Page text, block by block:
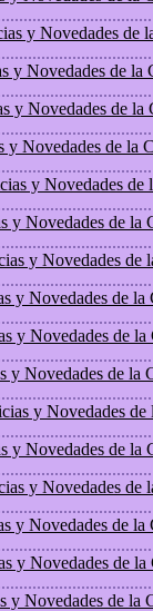
y Novedades de
y Novedades de la
y Novedades de la
Novedades de la
y Novedades de
y Novedades de la
y Novedades de
y Novedades de la
y Novedades de la
y Novedades de la
y Novedades de
y Novedades de la
y Novedades de
y Novedades de la
y Novedades de la
y Novedades de la